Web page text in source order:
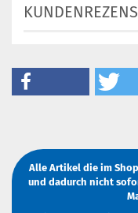
Alle Artikel die im
und dadurch nicht